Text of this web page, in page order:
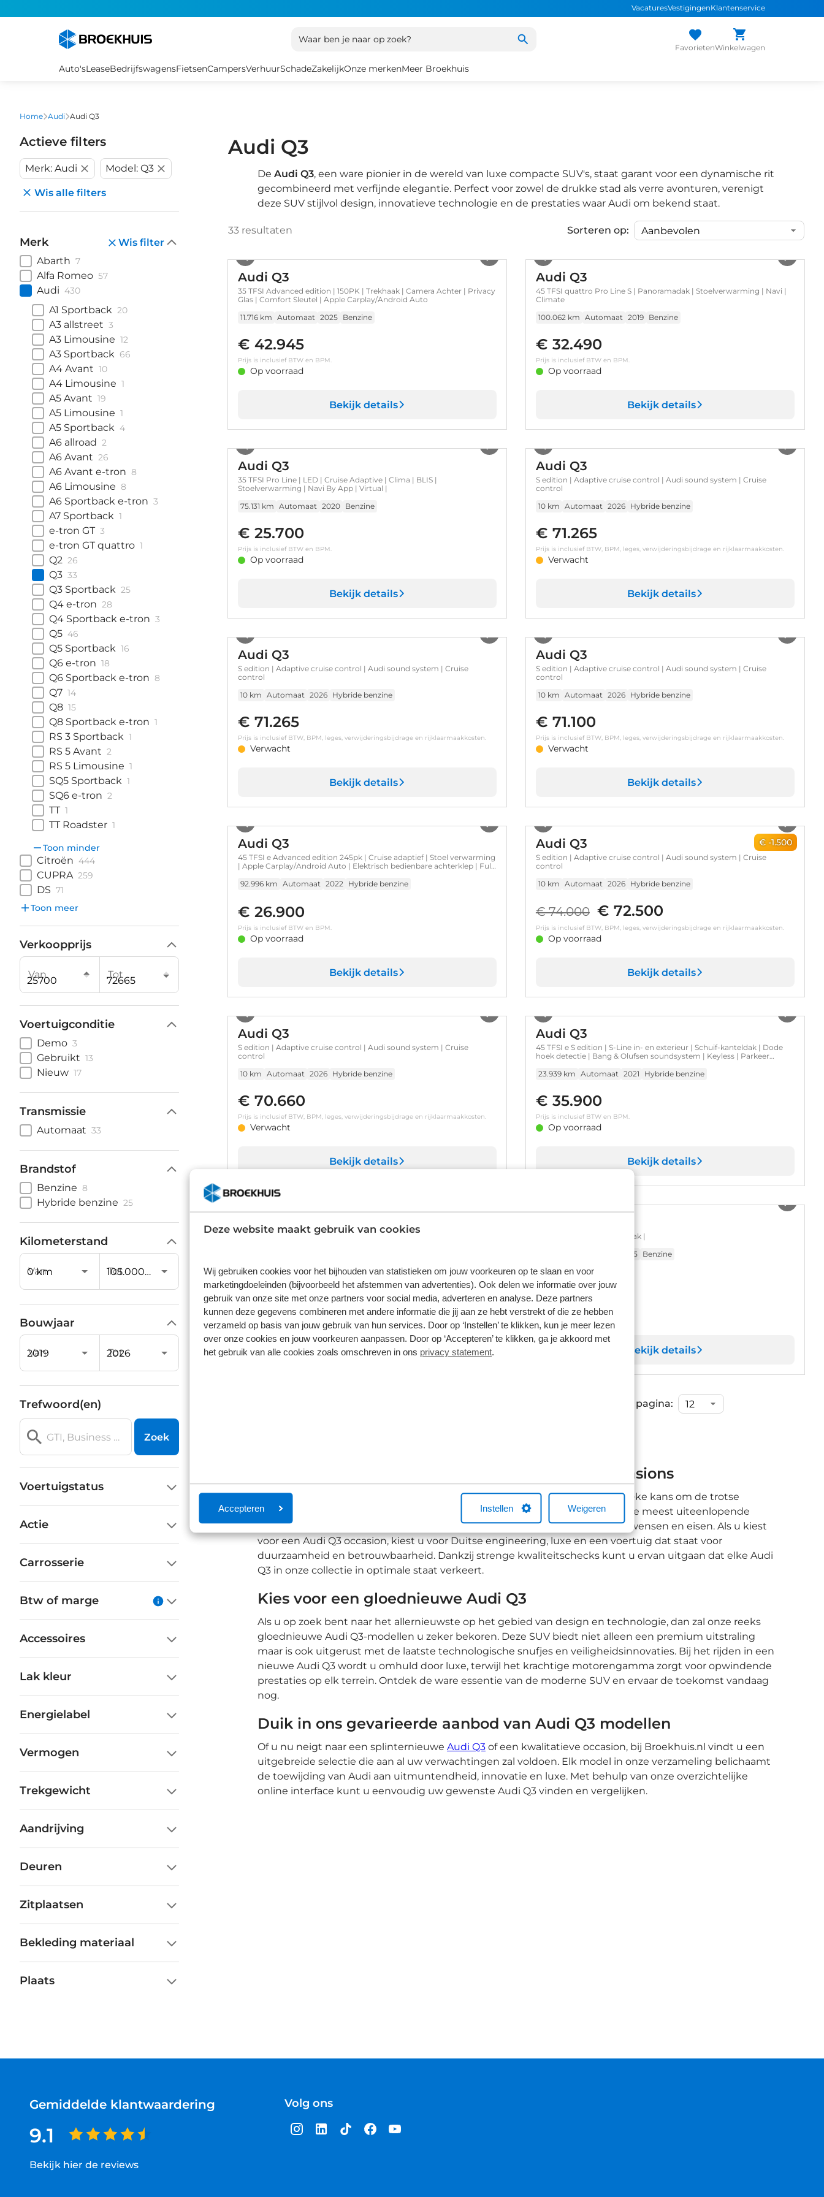
Deze website maakt gebruik van cookies
Wij gebruiken cookies voor het bijhouden van statistieken om jouw voorkeuren op te slaan en voor
marketingdoeleinden (bijvoorbeeld het afstemmen van advertenties). Ook delen we informatie over jouw
gebruik van onze site met onze partners voor social media, adverteren en analyse. Deze partners
kunnen deze gegevens combineren met andere informatie die jij aan ze hebt verstrekt of die ze hebben
verzameld op basis van jouw gebruik van hun services. Door op ‘Instellen’ te klikken, kun je meer lezen
over onze cookies en jouw voorkeuren aanpassen. Door op ‘Accepteren’ te klikken, ga je akkoord met
het gebruik van alle cookies zoals omschreven in ons privacy statement.
Accepteren Instellen Weigeren
VacaturesVestigingenKlantenservice
Waar ben je naar op zoek?
FavorietenWinkelwagen
Auto'sLeaseBedrijfswagensFietsenCampersVerhuurSchadeZakelijkOnze merkenMeer Broekhuis
Home Audi Audi Q3
Actieve filters
Merk: Audi Model: Q3
Wis alle filters
Merk
Wis filter
Abarth 7
Alfa Romeo 57
Audi 430
A1 Sportback 20
A3 allstreet 3
A3 Limousine 12
A3 Sportback 66
A4 Avant 10
A4 Limousine 1
A5 Avant 19
A5 Limousine 1
A5 Sportback 4
A6 allroad 2
A6 Avant 26
A6 Avant e-tron 8
A6 Limousine 8
A6 Sportback e-tron 3
A7 Sportback 1
e-tron GT 3
e-tron GT quattro 1
Q2 26
Q3 33
Q3 Sportback 25
Q4 e-tron 28
Q4 Sportback e-tron 3
Q5 46
Q5 Sportback 16
Q6 e-tron 18
Q6 Sportback e-tron 8
Q7 14
Q8 15
Q8 Sportback e-tron 1
RS 3 Sportback 1
RS 5 Avant 2
RS 5 Limousine 1
SQ5 Sportback 1
SQ6 e-tron 2
TT 1
TT Roadster 1
Toon minder
Citroën 444
CUPRA 259
DS 71
Toon meer
Verkoopprijs
Van Tot
Voertuigconditie
Demo 3
Gebruikt 13
Nieuw 17
Transmissie
Automaat 33
Brandstof
Benzine 8
Hybride benzine 25
Kilometerstand
Van Tot
Bouwjaar
Van Tot
Trefwoord(en)
Zoek
Voertuigstatus
Actie
Carrosserie
Btw of marge
Accessoires
Lak kleur
Energielabel
Vermogen
Trekgewicht
Aandrijving
Deuren
Zitplaatsen
Bekleding materiaal
Plaats
Audi Q3
De Audi Q3, een ware pionier in de wereld van luxe compacte SUV's, staat garant voor een dynamische rit
gecombineerd met verfijnde elegantie. Perfect voor zowel de drukke stad als verre avonturen, verenigt
deze SUV stijlvol design, innovatieve technologie en de prestaties waar Audi om bekend staat.
33resultaten Sorteren op:
Audi Q3
35 TFSI Advanced edition | 150PK | Trekhaak | Camera Achter | Privacy
Glas | Comfort Sleutel | Apple Carplay/Android Auto
11.716 km Automaat 2025 Benzine
€ 42.945
Prijs is inclusief BTW en BPM.
Op voorraad
Bekijk details
Audi Q3
45 TFSI quattro Pro Line S | Panoramadak | Stoelverwarming | Navi |
Climate
100.062 km Automaat 2019 Benzine
€ 32.490
Prijs is inclusief BTW en BPM.
Op voorraad
Bekijk details
Audi Q3
35 TFSI Pro Line | LED | Cruise Adaptive | Clima | BLIS |
Stoelverwarming | Navi By App | Virtual |
75.131 km Automaat 2020 Benzine
€ 25.700
Prijs is inclusief BTW en BPM.
Op voorraad
Bekijk details
Audi Q3
S edition | Adaptive cruise control | Audi sound system | Cruise
control
10 km Automaat 2026 Hybride benzine
€ 71.265
Prijs is inclusief BTW, BPM, leges, verwijderingsbijdrage en rijklaarmaakkosten.
Verwacht
Bekijk details
Audi Q3
S edition | Adaptive cruise control | Audi sound system | Cruise
control
10 km Automaat 2026 Hybride benzine
€ 71.265
Prijs is inclusief BTW, BPM, leges, verwijderingsbijdrage en rijklaarmaakkosten.
Verwacht
Bekijk details
Audi Q3
S edition | Adaptive cruise control | Audi sound system | Cruise
control
10 km Automaat 2026 Hybride benzine
€ 71.100
Prijs is inclusief BTW, BPM, leges, verwijderingsbijdrage en rijklaarmaakkosten.
Verwacht
Bekijk details
Audi Q3
45 TFSI e Advanced edition 245pk | Cruise adaptief | Stoel verwarming
| Apple Carplay/Android Auto | Elektrisch bedienbare achterklep | Full-
premium | Cruise control adaptief | Cruise control adaptief met
92.996 km Automaat 2022 Hybride benzine
€ 26.900
Prijs is inclusief BTW en BPM.
Op voorraad
Bekijk details
€ -1.500
Audi Q3
S edition | Adaptive cruise control | Audi sound system | Cruise
control
10 km Automaat 2026 Hybride benzine
€ 74.000 € 72.500
Prijs is inclusief BTW, BPM, leges, verwijderingsbijdrage en rijklaarmaakkosten.
Op voorraad
Bekijk details
Audi Q3
S edition | Adaptive cruise control | Audi sound system | Cruise
control
10 km Automaat 2026 Hybride benzine
€ 70.660
Prijs is inclusief BTW, BPM, leges, verwijderingsbijdrage en rijklaarmaakkosten.
Verwacht
Bekijk details
Audi Q3
45 TFSI e S edition | S-Line in- en exterieur | Schuif-kanteldak | Dode
hoek detectie | Bang & Olufsen soundsystem | Keyless | Parkeer
23.939 km Automaat 2021 Hybride benzine
€ 35.900
Prijs is inclusief BTW en BPM.
Op voorraad
Bekijk details
Audi Q3
45 245PK S-Tronic TFSI e | PDC V+A | App connect | Lederen stoelen
€ 28.700
Op voorraad
Bekijk details
Advanced Edition | Trekhaak |
2025 Benzine
€ 47.900
Prijs is inclusief BTW en BPM.
Op voorraad
Bekijk details
Items per pagina:
Ontdek ons uitgebreide assortiment Audi Q3 occasions
Ons zorgvuldig geselecteerde aanbod van Audi Q3 occasions vormt een unieke kans om de trotse
eigenaar te worden van dit icoon. Van verschillende kleurstellingen tot aan de meest uiteenlopende
specificaties, onze voorraad occasions biedt opties die aansluiten bij diverse wensen en eisen. Als u kiest
voor een Audi Q3 occasion, kiest u voor Duitse engineering, luxe en een voertuig dat staat voor
duurzaamheid en betrouwbaarheid. Dankzij strenge kwaliteitschecks kunt u ervan uitgaan dat elke Audi
Q3 in onze collectie in optimale staat verkeert.
Kies voor een gloednieuwe Audi Q3
Als u op zoek bent naar het allernieuwste op het gebied van design en technologie, dan zal onze reeks
gloednieuwe Audi Q3-modellen u zeker bekoren. Deze SUV biedt niet alleen een premium uitstraling
maar is ook uitgerust met de laatste technologische snufjes en veiligheidsinnovaties. Bij het rijden in een
nieuwe Audi Q3 wordt u omhuld door luxe, terwijl het krachtige motorengamma zorgt voor opwindende
prestaties op elk terrein. Ontdek de ware essentie van de moderne SUV en ervaar de toekomst vandaag
nog.
Duik in ons gevarieerde aanbod van Audi Q3 modellen
Of u nu neigt naar een splinternieuwe Audi Q3of een kwalitatieve occasion, bij Broekhuis.nl vindt u een
uitgebreide selectie die aan al uw verwachtingen zal voldoen. Elk model in onze verzameling belichaamt
de toewijding van Audi aan uitmuntendheid, innovatie en luxe. Met behulp van onze overzichtelijke
online interface kunt u eenvoudig uw gewenste Audi Q3 vinden en vergelijken.
Gemiddelde klantwaardering
9.1
Bekijk hier de reviews
Volg ons